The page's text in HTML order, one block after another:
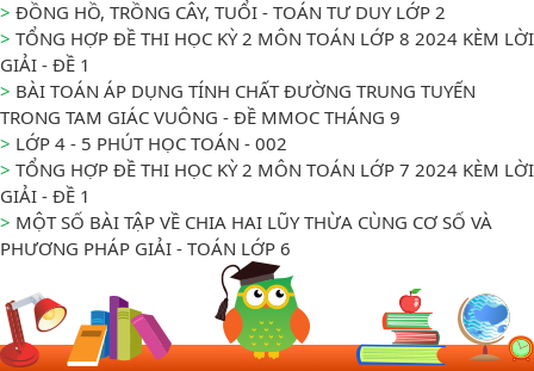
> ĐỒNG HỒ, TRỒNG CÂY, TUỔI - TOÁN TƯ DUY LỚP 2
> TỔNG HỢP ĐỀ THI HỌC KỲ 2 MÔN TOÁN LỚP 8 2024 KÈM LỜI
GIẢI - ĐỀ 1
> BÀI TOÁN ÁP DỤNG TÍNH CHẤT ĐƯỜNG TRUNG TUYẾN
TRONG TAM GIÁC VUÔNG - ĐỀ MMOC THÁNG 9
> LỚP 4 - 5 PHÚT HỌC TOÁN - 002
> TỔNG HỢP ĐỀ THI HỌC KỲ 2 MÔN TOÁN LỚP 7 2024 KÈM LỜI
GIẢI - ĐỀ 1
> MỘT SỐ BÀI TẬP VỀ CHIA HAI LŨY THỪA CÙNG CƠ SỐ VÀ
PHƯƠNG PHÁP GIẢI - TOÁN LỚP 6